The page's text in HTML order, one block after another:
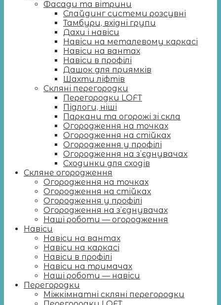
Фасади та вітрини
Слайдинг системи розсувні
Тамбури, вхідні групи
Дахи і навіси
Навіси на металевому каркасі
Навіси на вантах
Навіси в профілі
Дашок для приямків
Шахти ліфтів
Скляні перегородки
Перегородки LOFT
Підлоги, ніші
Паркани та огорожі зі скла
Огородження на точках
Огородження на стійках
Огородження у профілі
Огородження на з’єднувачах
Сходинки для сходів
Скляне огородження
Огородження на точках
Огородження на стійках
Огородження у профілі
Огородження на з’єднувачах
Наші роботи — огородження
Навіси
Навіси на вантах
Навіси на каркасі
Навіси в профілі
Навіси на тримачах
Наші роботи — навіси
Перегородки
Міжкімнатні скляні перегородки